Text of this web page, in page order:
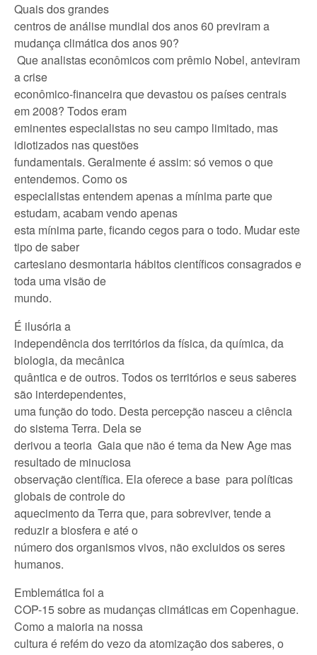
Quais dos grandes
centros de análise mundial dos anos 60 previram a
mudança climática dos anos 90?
Que analistas econômicos com prêmio Nobel, anteviram
a crise
econômico-financeira que devastou os países centrais
em 2008? Todos eram
eminentes especialistas no seu campo limitado, mas
idiotizados nas questões
fundamentais. Geralmente é assim: só vemos o que
entendemos. Como os
especialistas entendem apenas a mínima parte que
estudam, acabam vendo apenas
esta mínima parte, ficando cegos para o todo. Mudar este
tipo de saber
cartesiano desmontaria hábitos científicos consagrados e
toda uma visão de
mundo.
É ilusória a
independência dos territórios da física, da química, da
biologia, da mecânica
quântica e de outros. Todos os territórios e seus saberes
são interdependentes,
uma função do todo. Desta percepção nasceu a ciência
do sistema Terra. Dela se
derivou a teoria Gaia que não é tema da New Age mas
resultado de minuciosa
observação científica. Ela oferece a base para políticas
globais de controle do
aquecimento da Terra que, para sobreviver, tende a
reduzir a biosfera e até o
número dos organismos vivos, não excluidos os seres
humanos.
Emblemática foi a
COP-15 sobre as mudanças climáticas em Copenhague.
Como a maioria na nossa
cultura é refém do vezo da atomização dos saberes, o